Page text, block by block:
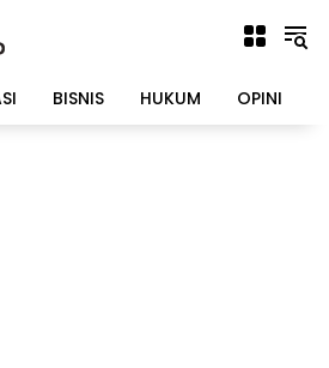
BISNIS HUKUM OPINI